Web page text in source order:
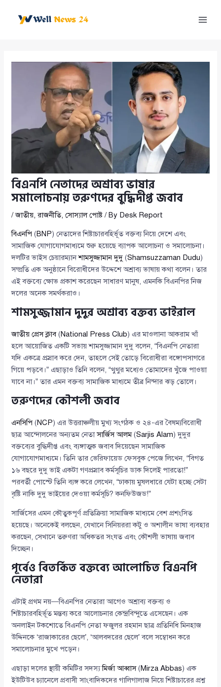
বিএনপি নেতাদের অশ্রাব্য ভাষার
সমালোচনায় তরুণদের বুদ্ধিদীপ্ত জবাব
/জাতীয়,রাজনীতি,সোস্যাল পোষ্ট / By Desk Report
বিএনপি (BNP) নেতাদের শিষ্টাচারবহির্ভূত বক্তব্য নিয়ে দেশে এবং
সামাজিক যোগাযোগমাধ্যমে শুরু হয়েছে ব্যাপক আলোচনা ও সমালোচনা।
দলটির ভাইস চেয়ারম্যানশামসুজ্জামান দুদু (Shamsuzzaman Dudu)
সম্প্রতি এক অনুষ্ঠানে বিরোধীদের উদ্দেশে অশ্রাব্য ভাষায় কথা বলেন। তার
এই বক্তব্যে ক্ষোভ প্রকাশ করেছেন সাধারণ মানুষ, এমনকি বিএনপির নিজ
দলের অনেক সমর্থকরাও।
শামসুজ্জামান দুদুর অশ্রাব্য বক্তব্য ভাইরাল
জাতীয় প্রেস ক্লাব(National Press Club) এর মাওলানা আকরাম খাঁ
হলে আয়োজিত একটি সভায় শামসুজ্জামান দুদু বলেন, “বিএনপি নেতারা
যদি একত্রে প্রস্রাব করে দেন, তাহলে সেই তোড়ে বিরোধীরা বঙ্গোপসাগরে
গিয়ে পড়বে।” এছাড়াও তিনি বলেন, “থুথুর মধ্যেও তোমাদের খুঁজে পাওয়া
যাবে না।” তার এমন বক্তব্য সামাজিক মাধ্যমে তীব্র নিন্দার ঝড় তোলে।
তরুণদের কৌশলী জবাব
এনসিপি (NCP) এর উত্তরাঞ্চলীয় মুখ্য সংগঠক ও ২৪-এর বৈষম্যবিরোধী
ছাত্র আন্দোলনের অন্যতম নেতাসার্জিস আলম(Sarjis Alam) দুদুর
বক্তব্যের বুদ্ধিদীপ্ত এবং ব্যঙ্গাত্মক জবাব দিয়েছেন সামাজিক
যোগাযোগমাধ্যমে। তিনি তার ভেরিফায়েড ফেসবুক পেজে লিখেন, “বিগত
১৬ বছরে দুদু ভাই একটা গণপ্রস্রাব কর্মসূচির ডাক দিলেই পারতো!”
পরবর্তী পোস্টে তিনি ব্যঙ্গ করে লেখেন, “ঢাকায় মুষলধারে যেটা হচ্ছে সেটা
বৃষ্টি নাকি দুদু ভাইয়ের দেওয়া কর্মসূচি? কনফিউজড!”
সার্জিসের এমন কৌতুকপূর্ণ প্রতিক্রিয়া সামাজিক মাধ্যমে বেশ প্রশংসিত
হয়েছে। অনেকেই বলছেন, যেখানে সিনিয়ররা কটু ও অশালীন ভাষা ব্যবহার
করছেন, সেখানে তরুণরা অধিকতর সংযত এবং কৌশলী ভাষায় জবাব
দিচ্ছেন।
পূর্বেও বিতর্কিত বক্তব্যে আলোচিত বিএনপি
নেতারা
এটাই প্রথম নয়—বিএনপির নেতারা আগেও অশ্রাব্য বক্তব্য ও
শিষ্টাচারবহির্ভূত মন্তব্য করে আলোচনার কেন্দ্রবিন্দুতে এসেছেন। এক
অনলাইন টকশোতে বিএনপি নেতা ফজুলর রহমান ছাত্র প্রতিনিধি মিনহাজ
উদ্দিনকে ‘রাজাকারের ছেলে’, ‘আলবদরের ছেলে’ বলে সম্বোধন করে
সমালোচনার মুখে পড়েন।
এছাড়া দলের স্থায়ী কমিটির সদস্যমির্জা আব্বাস(Mirza Abbas) এক
ইউটিউব চ্যানেলে প্রবাসী সাংবাদিকদের গালিগালাজ নিয়ে শিষ্টাচারের প্রশ্ন